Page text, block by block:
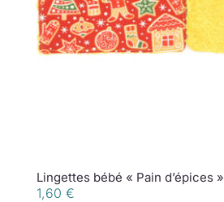
Lingettes bébé « Pain d’épices »
1,60 €